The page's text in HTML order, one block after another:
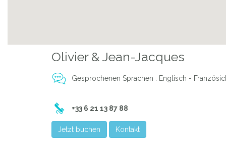
LA CACTÉE
Olivier & Jean-Jacques
Gesprochenen Sprachen : Englisch -
+33 6 21 13 87 88
Jetzt buchen Kontakt